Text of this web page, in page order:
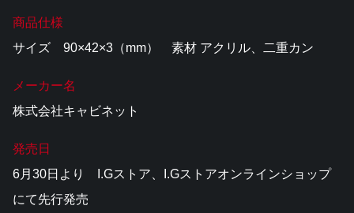
商品仕様
サイズ 90×42×3（mm） 素材 アクリル、二重カン
メーカー名
株式会社キャビネット
発売日
6月30日より I.Gストア、I.Gストアオンラインショップ
にて先行発売